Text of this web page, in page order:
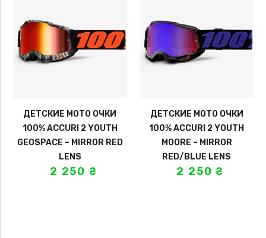
ДЕТСКИЕ МОТО ОЧКИ
100% ACCURI 2 YOUTH
GEOSPACE – MIRROR RED
LENS
2 250 ₴
ДЕТСКИЕ МОТО ОЧКИ
100% ACCURI 2 YOUTH
MOORE – MIRROR
RED/BLUE LENS
2 250₴